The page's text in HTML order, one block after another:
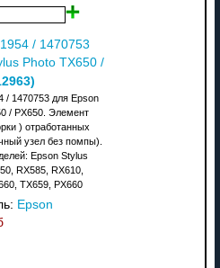
/ 1470753
Photo TX650 /
)
/ 1470753 для Epson
/ PX650. Элемент
) отработанных
узел без помпы).
Epson Stylus
RX585, RX610,
TX659, PX660
Epson